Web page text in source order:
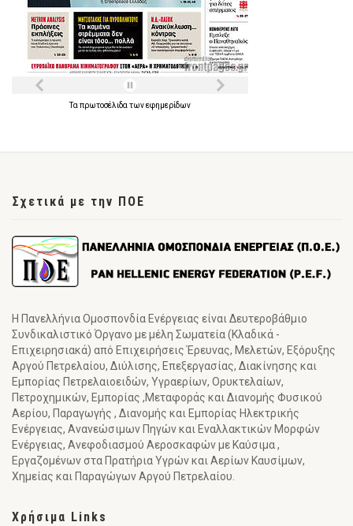
Τα πρωτοσέλιδα τωνεφημερίδων
Σχετικά με την ΠΟΕ
Η Πανελλήνια Ομοσπονδία Ενέργειας είναι Δευτεροβάθμιο
Συνδικαλιστικό Όργανο με μέλη Σωματεία (Κλαδικά -
Επιχειρησιακά) από Επιχειρήσεις Έρευνας, Μελετών, Εξόρυξης
Αργού Πετρελαίου, Διύλισης, Επεξεργασίας, Διακίνησης και
Εμπορίας Πετρελαιοειδών, Υγραερίων, Ορυκτελαίων,
Πετροχημικών, Εμπορίας ,Μεταφοράς και Διανομής Φυσικού
Αερίου, Παραγωγής , Διανομής και Εμπορίας Ηλεκτρικής
Ενέργειας, Ανανεώσιμων Πηγών και Εναλλακτικών Μορφών
Ενέργειας, Ανεφοδιασμού Αεροσκαφών με Καύσιμα ,
Εργαζομένων στα Πρατήρια Υγρών και Αερίων Καυσίμων,
Χημείας και Παραγώγων Αργού Πετρελαίου.
Χρήσιμα Links